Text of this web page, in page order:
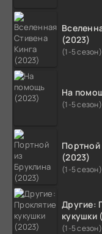
(2023)
(1-5 сезон)
На
(1-5 сезон)
Портной
(2023)
(1-5 сезон)
Другие:
кукушки
(1-5 сезон)